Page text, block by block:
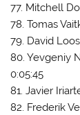
77. Mitchell
78. Tomas
79. David
80. Yevgeniy
0:05:45
81. Javier
82. Frederik